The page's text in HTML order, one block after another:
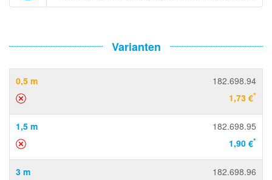
Varianten
0,5 m
182.698.94
1,73 €*
1,5 m
182.698.95
1,90 €*
3 m
182.698.96